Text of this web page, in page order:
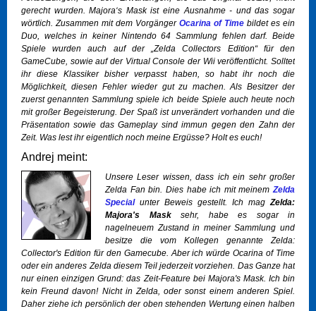
gerecht wurden. Majora‘s Mask ist eine Ausnahme - und das sogar
wörtlich. Zusammen mit dem Vorgänger Ocarina of Time bildet es ein
Duo, welches in keiner Nintendo 64 Sammlung fehlen darf. Beide
Spiele wurden auch auf der „Zelda Collectors Edition“ für den
GameCube, sowie auf der Virtual Console der Wii veröffentlicht. Solltet
ihr diese Klassiker bisher verpasst haben, so habt ihr noch die
Möglichkeit, diesen Fehler wieder gut zu machen. Als Besitzer der
zuerst genannten Sammlung spiele ich beide Spiele auch heute noch
mit großer Begeisterung. Der Spaß ist unverändert vorhanden und die
Präsentation sowie das Gameplay sind immun gegen den Zahn der
Zeit. Was lest ihr eigentlich noch meine Ergüsse? Holt es euch!
Andrej meint:
Unsere Leser wissen, dass ich ein sehr großer
Zelda Fan bin. Dies habe ich mit meinemZelda
Specialunter Beweis gestellt. Ich magZelda:
Majora's Masksehr, habe es sogar in
nagelneuem Zustand in meiner Sammlung und
besitze die vom Kollegen genannte Zelda:
Collector's Edition für den Gamecube. Aber ich würde Ocarina of Time
oder ein anderes Zelda diesem Teil jederzeit vorziehen. Das Ganze hat
nur einen einzigen Grund: das Zeit-Feature bei Majora's Mask. Ich bin
kein Freund davon! Nicht in Zelda, oder sonst einem anderen Spiel.
Daher ziehe ich persönlich der oben stehenden Wertung einen halben